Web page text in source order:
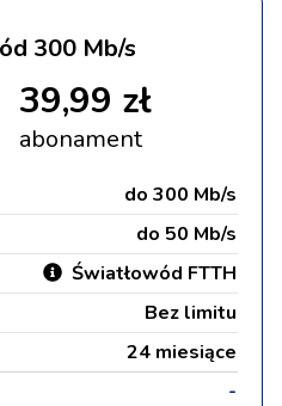
300 Mb/s
39,99 zł
abonament
do 300 Mb/s
do 50 Mb/s
Światłowód FTTH
Bez limitu
24 miesiące
-